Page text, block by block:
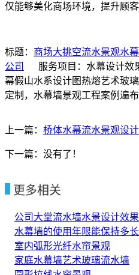
仅能够美化商场环境，提升顾
标题： 商场大挑空流水景观水
公司
服务项目：水幕设计效
幕假山水系设计图热熔艺术玻
定制，水幕墙景观工程案例遍
上一篇： 桥体水幕流水景观设
下一篇：没有了！
更多相关
公司大堂流水墙水景设计效
水幕墙的使用年限能保持多长
室内弧形光纤水帘景观
家庭水幕墙艺术玻璃流水墙